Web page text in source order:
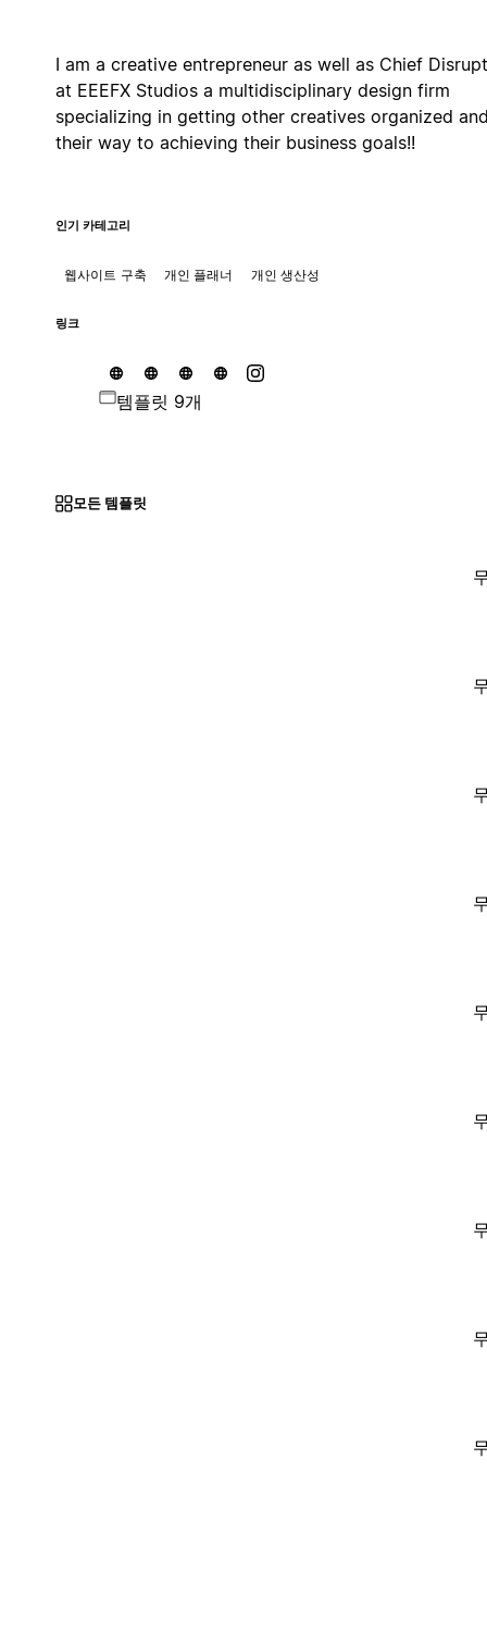
I am a creative entrepreneur as well as Chief
at EEEFX Studios a multidisciplinary design firm
specializing in getting other creatives organized
their way to achieving their business goals!!
인기 카테고리
웹사이트 구축 개인 플래너 개인 생산성
링크
템플릿 9개
모든 템플릿